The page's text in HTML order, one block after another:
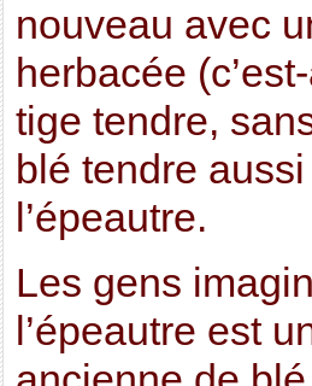
nouveau avec
herbacée
tige tendre,
blé tendre
l’épeautre.
Les gens
l’épeautre est